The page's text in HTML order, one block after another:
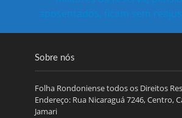
aposentados, ficam sem
Sobre nós
Folha Rondoniense todos os Direitos
Endereço: Rua Nicaraguá 7246, Centro,
Jamari